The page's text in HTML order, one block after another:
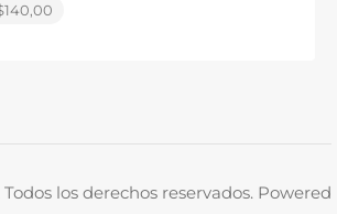
Todos los derechos reservados. Powered